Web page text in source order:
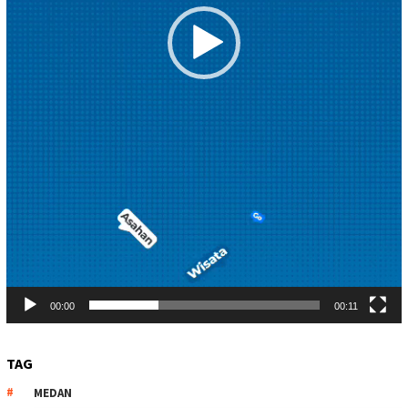
00:00 00:11
TAG
MEDAN